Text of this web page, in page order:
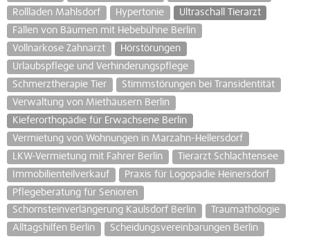
Rollladen Mahlsdorf
Hypertonie
Ultraschall Tierarzt
Fällen von Bäumen mit Hebebühne Berlin
Vollnarkose Zahnarzt
Hörstörungen
Urlaubspflege und Verhinderungspflege
Schmerztherapie Tier
Stimmstörungen bei Transidentität
Verwaltung von Miethäusern Berlin
Kieferorthopädie für Erwachsene Berlin
Vermietung von Wohnungen in Marzahn-Hellersdorf
LKW-Vermietung mit Fahrer Berlin
Tierarzt Schlachtensee
Immobilienteilverkauf
Praxis für Logopädie Heinersdorf
Pflegeberatung für Senioren
Schornsteinverlängerung Kaulsdorf Berlin
Traumathologie
Alltagshilfen Berlin
Scheidungsvereinbarungen Berlin